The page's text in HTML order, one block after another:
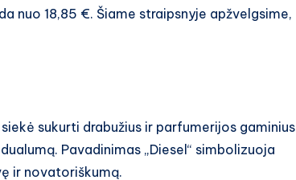
nuo 18,85 €. Šiame straipsnyje apžvelgsime,
sukurti drabužius ir parfumerijos gaminius
Pavadinimas „Diesel“ simbolizuoja
ir novatoriškumą.